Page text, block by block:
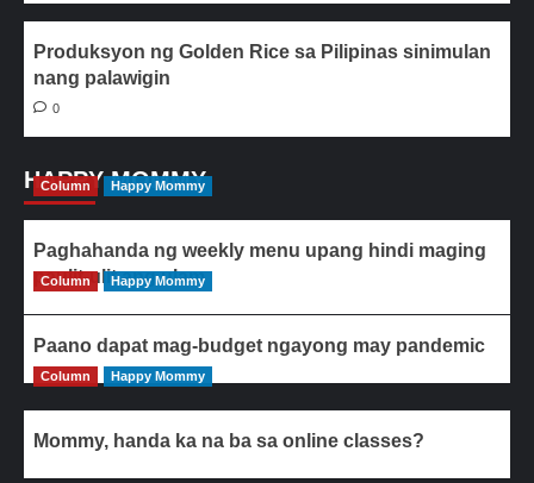
Produksyon ng Golden Rice sa Pilipinas sinimulan
nang palawigin
0
HAPPY MOMMY
Column Happy Mommy
Paghahanda ng weekly menu upang hindi maging
paulit-ulit ang ulam
Column Happy Mommy
Paano dapat mag-budget ngayong may pandemic
Column Happy Mommy
Mommy, handa ka na ba sa online classes?